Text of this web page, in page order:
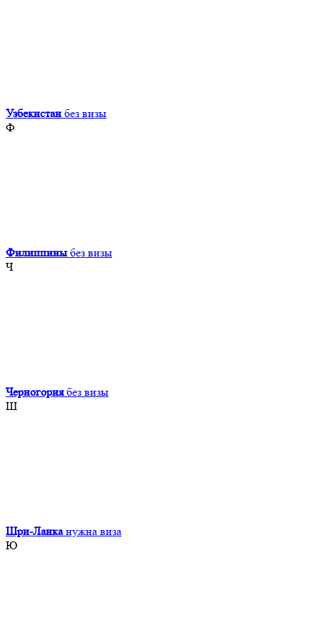
Узбекистан без визы
Ф
Филиппины без визы
Ч
Черногория без визы
Ш
Шри-Ланка нужна виза
Ю